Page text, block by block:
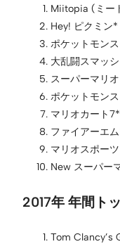
Miitopia (ミー
Hey! ピクミン*
ポケットモン
大乱闘スマッ
スーパーマリ
ポケットモン
マリオカート7*
ファイアーエ
マリオスポー
New スーパー
2017年 年間ト
Tom Clancy’s